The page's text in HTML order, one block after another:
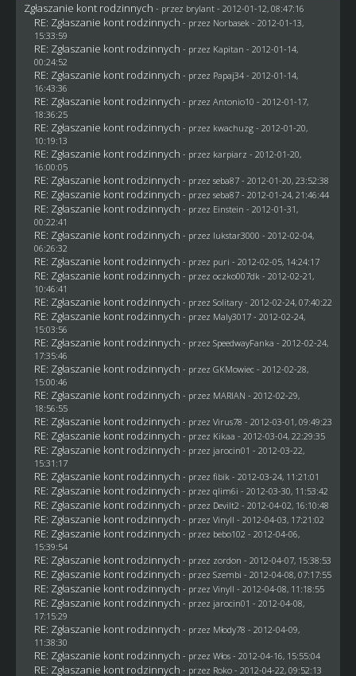
Zgłaszanie kont rodzinnych - przez brylant- 2012-01-12, 08:47:16
RE: Zgłaszanie kont rodzinnych - przez Norbasek- 2012-01-13,
15:33:59
RE: Zgłaszanie kont rodzinnych - przez Kapitan - 2012-01-14,
00:24:52
RE: Zgłaszanie kont rodzinnych - przez Papaj34- 2012-01-14,
16:43:36
RE: Zgłaszanie kont rodzinnych - przez Antonio10 - 2012-01-17,
18:36:25
RE: Zgłaszanie kont rodzinnych - przez kwachuzg- 2012-01-20,
10:19:13
RE: Zgłaszanie kont rodzinnych - przez karpiarz - 2012-01-20,
16:00:05
RE: Zgłaszanie kont rodzinnych - przez seba87- 2012-01-20, 23:52:38
RE: Zgłaszanie kont rodzinnych - przez seba87- 2012-01-24, 21:46:44
RE: Zgłaszanie kont rodzinnych - przez Einstein - 2012-01-31,
00:22:41
RE: Zgłaszanie kont rodzinnych - przez lukstar3000 - 2012-02-04,
06:26:32
RE: Zgłaszanie kont rodzinnych - przez puri - 2012-02-05, 14:24:17
RE: Zgłaszanie kont rodzinnych - przez oczko007dk - 2012-02-21,
10:46:41
RE: Zgłaszanie kont rodzinnych - przez Solitary- 2012-02-24, 07:40:22
RE: Zgłaszanie kont rodzinnych - przez Maly3017- 2012-02-24,
15:03:56
RE: Zgłaszanie kont rodzinnych - przez SpeedwayFanka - 2012-02-24,
17:35:46
RE: Zgłaszanie kont rodzinnych - przez GKMowiec- 2012-02-28,
15:00:46
RE: Zgłaszanie kont rodzinnych - przez MARIAN - 2012-02-29,
18:56:55
RE: Zgłaszanie kont rodzinnych - przez Virus78 - 2012-03-01, 09:49:23
RE: Zgłaszanie kont rodzinnych - przez Kikaa - 2012-03-04, 22:29:35
RE: Zgłaszanie kont rodzinnych - przez jarocin01 - 2012-03-22,
15:31:17
RE: Zgłaszanie kont rodzinnych - przez fibik- 2012-03-24, 11:21:01
RE: Zgłaszanie kont rodzinnych - przez qlim6i - 2012-03-30, 11:53:42
RE: Zgłaszanie kont rodzinnych - przez Devilt2 - 2012-04-02, 16:10:48
RE: Zgłaszanie kont rodzinnych - przez Vinyll - 2012-04-03, 17:21:02
RE: Zgłaszanie kont rodzinnych - przez bebo102 - 2012-04-06,
15:39:54
RE: Zgłaszanie kont rodzinnych - przez zordon - 2012-04-07, 15:38:53
RE: Zgłaszanie kont rodzinnych - przez Szembi - 2012-04-08, 07:17:55
RE: Zgłaszanie kont rodzinnych - przez Vinyll - 2012-04-08, 11:18:55
RE: Zgłaszanie kont rodzinnych - przez jarocin01 - 2012-04-08,
17:15:29
RE: Zgłaszanie kont rodzinnych - przez Młody78 - 2012-04-09,
11:38:30
RE: Zgłaszanie kont rodzinnych - przez Włos- 2012-04-16, 15:55:04
RE: Zgłaszanie kont rodzinnych - przez Roko- 2012-04-22, 09:52:13